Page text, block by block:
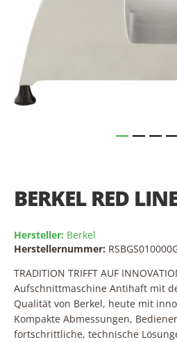
BERKEL RED
Hersteller: Berkel
Herstellernummer:
TRADITION TRIFFT AUF
Aufschnittmaschine Antihaft mit
Qualität von Berkel, heute mit
Kompakte Abmessungen,
fortschrittliche, technische
beginning
of
images
gallery